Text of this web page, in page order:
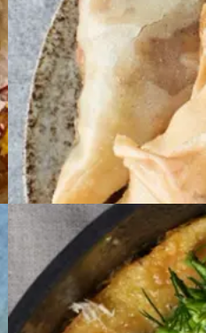
Gem opskrift
Vegetarisk
Mellemøstlig mad